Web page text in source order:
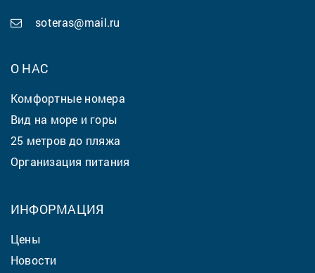
soteras@mail.ru
О НАС
Комфортные номера
Вид на море и горы
25 метров до пляжа
Организация питания
ИНФОРМАЦИЯ
Цены
Новости